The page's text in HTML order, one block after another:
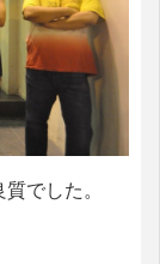
でした。